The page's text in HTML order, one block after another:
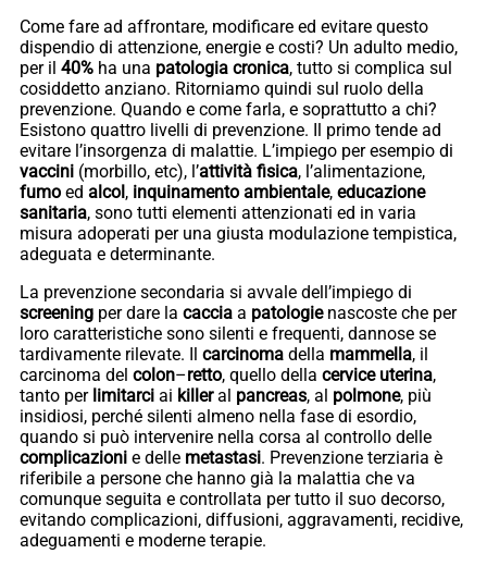
Come fare ad affrontare, modificare ed evitare questo
dispendio di attenzione, energie e costi? Un adulto medio,
per il 40% ha una patologia cronica, tutto si complica sul
cosiddetto anziano. Ritorniamo quindi sul ruolo della
prevenzione. Quando e come farla, e soprattutto a chi?
Esistono quattro livelli di prevenzione. Il primo tende ad
evitare l’insorgenza di malattie. L’impiego per esempio di
vaccini (morbillo, etc), l’attività fisica, l’alimentazione,
fumo ed alcol, inquinamento ambientale, educazione
sanitaria, sono tutti elementi attenzionati ed in varia
misura adoperati per una giusta modulazione tempistica,
adeguata e determinante.
La prevenzione secondaria si avvale dell’impiego di
screening per dare la caccia a patologienascoste che per
loro caratteristiche sono silenti e frequenti, dannose se
tardivamente rilevate. Il carcinoma della mammella, il
carcinoma del colon–retto, quello della cervice uterina,
tanto per limitarci ai killeral pancreas, al polmone, più
insidiosi, perché silenti almeno nella fase di esordio,
quando si può intervenire nella corsa al controllo delle
complicazioni e delle metastasi. Prevenzione terziaria è
riferibile a persone che hanno già la malattia che va
comunque seguita e controllata per tutto il suo decorso,
evitando complicazioni, diffusioni, aggravamenti, recidive,
adeguamenti e moderne terapie.